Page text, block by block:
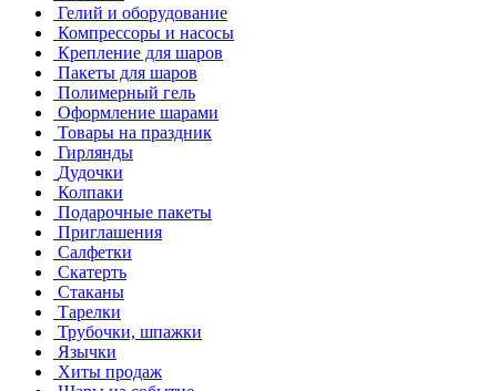
Гелий и оборудование
Компрессоры и насосы
Крепление для шаров
Пакеты для шаров
Полимерный гель
Оформление шарами
Товары на праздник
Гирлянды
Дудочки
Колпаки
Подарочные пакеты
Приглашения
Салфетки
Скатерть
Стаканы
Тарелки
Трубочки, шпажки
Язычки
Хиты продаж